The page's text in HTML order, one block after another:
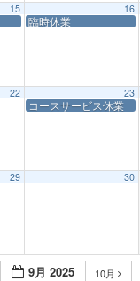
15 16
臨時休業
22 23
コースサービス休業
29 30
9月 2025 10月